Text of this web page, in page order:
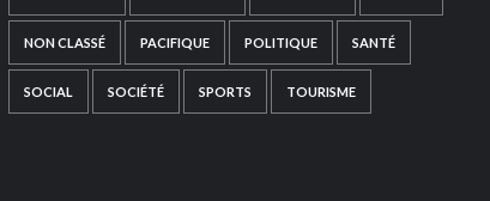
NON CLASSÉ PACIFIQUE POLITIQUE SANTÉ
SOCIAL SOCIÉTÉ SPORTS TOURISME